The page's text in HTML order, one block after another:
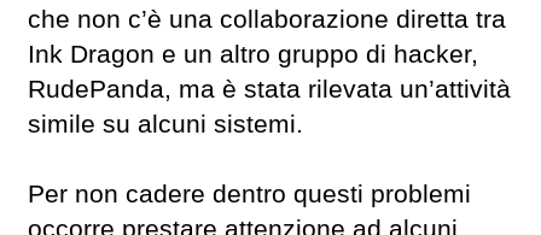
che non c’è una collaborazione diretta tra
Ink Dragon e un altro gruppo di hacker,
RudePanda, ma è stata rilevata un’attività
simile su alcuni sistemi.
Per non cadere dentro questi problemi
occorre prestare attenzione ad alcuni